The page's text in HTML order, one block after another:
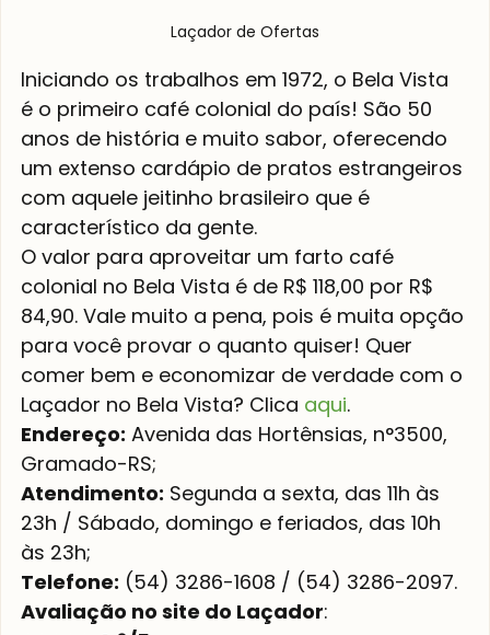
Laçador de Ofertas
Iniciando os trabalhos em 1972, o Bela Vista
é o primeiro café colonial do país! São 50
anos de história e muito sabor, oferecendo
um extenso cardápio de pratos estrangeiros
com aquele jeitinho brasileiro que é
característico da gente.
O valor para aproveitar um farto café
colonial no Bela Vista é de R$ 118,00 por R$
84,90. Vale muito a pena, pois é muita opção
para você provar o quanto quiser! Quer
comer bem e economizar de verdade com o
Laçador no Bela Vista? Clica aqui.
Endereço: Avenida das Hortênsias, n°3500,
Gramado-RS;
Atendimento: Segunda a sexta, das 11h às
23h / Sábado, domingo e feriados, das 10h
às 23h;
Telefone: (54) 3286-1608 / (54) 3286-2097.
Avaliação no site do Laçador: